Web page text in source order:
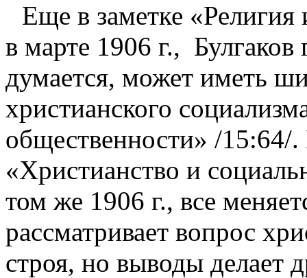
Еще в заметке
в марте 1906 г., Булгаков
думается, может иметь
христианского
общественности» /15:64/
«Христианство и
том же 1906 г., все
рассматривает вопрос
строя, но выводы делает